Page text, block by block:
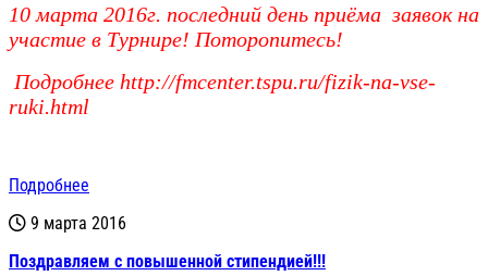
10 марта 2016г. последний день приёма заявок на
участие в Турнире! Поторопитесь!
Подробнее http://fmcenter.tspu.ru/fizik-na-vse-
ruki.html
Подробнее
9 марта 2016
Поздравляем с повышенной стипендией!!!